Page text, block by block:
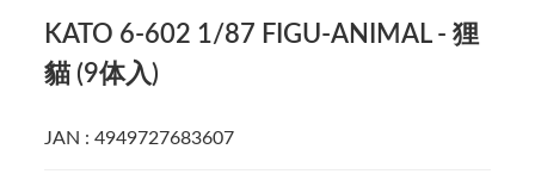
KATO 6-602 1/87 FIGU-ANIMAL - 狸
貓 (9体入)
JAN : 4949727683607